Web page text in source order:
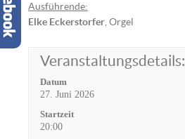
Ausführende:
Elke Eckerstorfer , Orgel
Veranstaltungsdetails:
Datum
27. Juni 2026
Startzeit
20:00